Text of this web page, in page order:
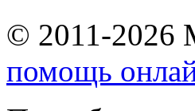
© 2011-2026
помощь